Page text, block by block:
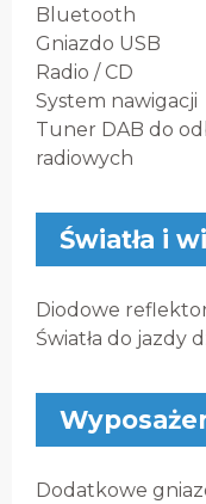
Bluetooth
Gniazdo USB
Radio / CD
System nawigacji
Tuner DAB do
radiowych
Światła i
Diodowe
Światła do jazdy
Dodatkowe